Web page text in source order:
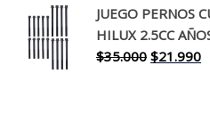
original
era:
$30.000.
JUEGO PERNOS
HILUX 2.5CC
$35.000 El
$21.990El